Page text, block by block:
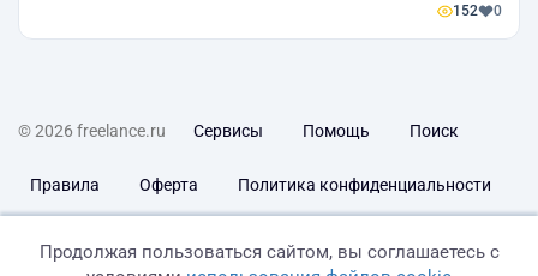
152 0
© 2026 freelance.ru Сервисы Помощь Поиск
Правила Оферта Политика конфиденциальности
Продолжая пользоваться сайтом, вы соглашаетесь с